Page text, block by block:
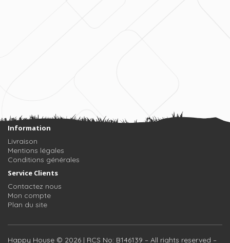
Information
Livraison
Mentions légales
Conditions générales
Service Clients
Contactez nous
Mon compte
Plan du site
Happy House © 2026 | RCS No: B146139 – All rights reserved –